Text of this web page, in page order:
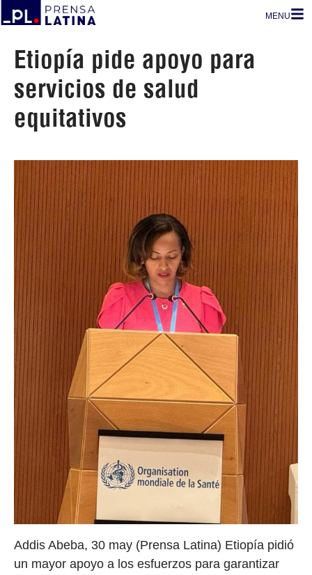
MENU
Etiopía pide apoyo para
servicios de salud
equitativos
Addis Abeba, 30 may (Prensa Latina) Etiopía pidió
un mayor apoyo a los esfuerzos para garantizar